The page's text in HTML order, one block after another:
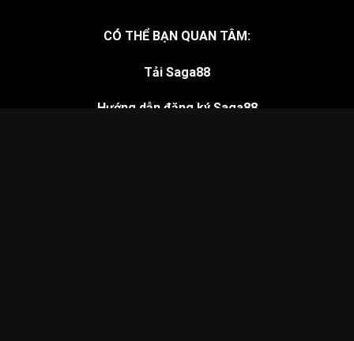
CÓ THỂ BẠN QUAN TÂM:
Tải Saga88
Hướng dẫn đăng ký Saga88